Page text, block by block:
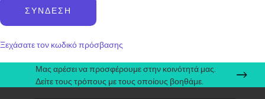
Ξεχάσατε τον κωδικό πρόσβασης
Μας αρέσει να προσφέρουμε στην κοινότητά μας.
Δείτε τους τρόπους με τους οποίους βοηθάμε.